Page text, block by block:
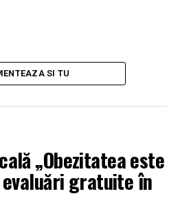
SI TU
„Obezitatea este
evaluări gratuite în